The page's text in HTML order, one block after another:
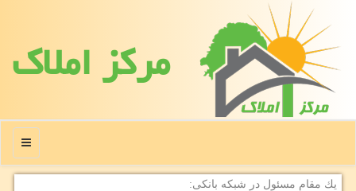
مركز املاك
منو
یك مقام مسئول در شبكه بانكی: